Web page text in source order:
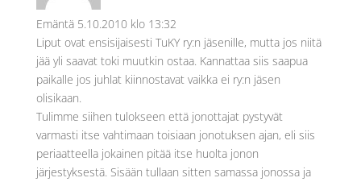
Emäntä 5.10.2010 klo 13:32
Liput ovat ensisijaisesti TuKY ry:n jäsenille, mutta jos niitä
jää yli saavat toki muutkin ostaa. Kannattaa siis saapua
paikalle jos juhlat kiinnostavat vaikka ei ry:n jäsen
olisikaan.
Tulimme siihen tulokseen että jonottajat pystyvät
varmasti itse vahtimaan toisiaan jonotuksen ajan, eli siis
periaatteella jokainen pitää itse huolta jonon
järjestyksestä. Sisään tullaan sitten samassa jonossa ja